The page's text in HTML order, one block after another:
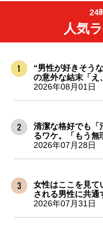
24
人気
“男性が好きそう
の意外な結末「え
2026年08月01日
清潔な格好でも「
るワケ。「もう無
2026年07月28日
女性はここを見
される男性に共通
2026年07月31日